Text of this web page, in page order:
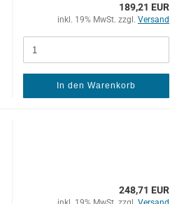
189,21 EUR
inkl. 19% MwSt. zzgl. Versand
In den Warenkorb
248,71 EUR